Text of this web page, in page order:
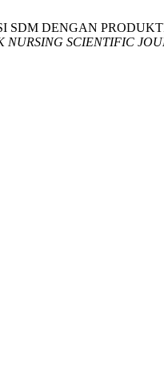
SDM DENGAN
NURSING SCIENTIFIC